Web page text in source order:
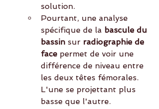
solution.
Pourtant, une analyse
spécifique de la bascule du
bassin sur radiographie de
face permet de voir une
différence de niveau entre
les deux têtes fémorales.
L'une se projettant plus
basse que l'autre.